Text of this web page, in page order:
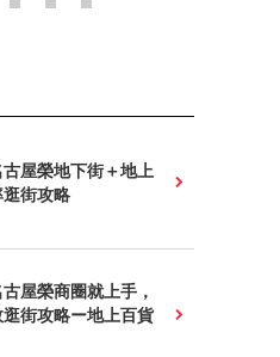
屋榮地下街＋地上
街攻略
屋榮商圈就上手，
街攻略ー地上百貨